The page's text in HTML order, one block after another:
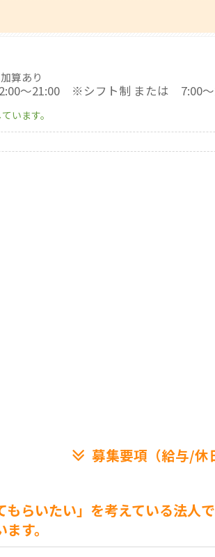
算あり
～21:00 ※シフト制 または 7:00～
います。
募集要項（給与/休
もらいたい」を考えている法人で
す。